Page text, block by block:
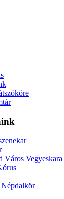
Város Vegyeskara